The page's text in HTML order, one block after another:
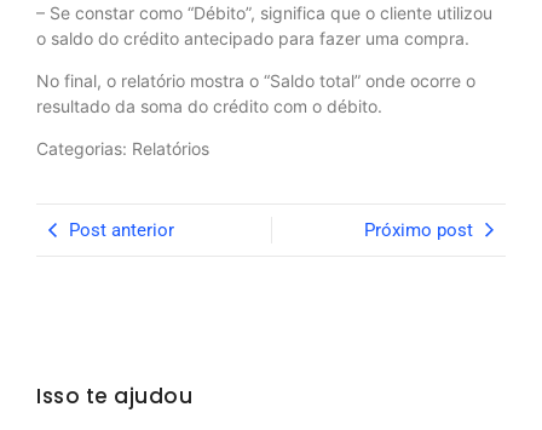
– Se constar como “Débito”, significa que o cliente utilizou
o saldo do crédito antecipado para fazer uma compra.
No final, o relatório mostra o “Saldo total” onde ocorre o
resultado da soma do crédito com o débito.
Categorias: Relatórios
Post anterior Próximo post
Isso te ajudou